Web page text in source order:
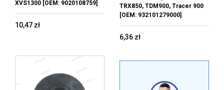
XVS1300 [OEM: 9020108759]
10,47 zł
TRX850, TDM900, Tracer 900
[OEM: 932101279000]
6,36 zł